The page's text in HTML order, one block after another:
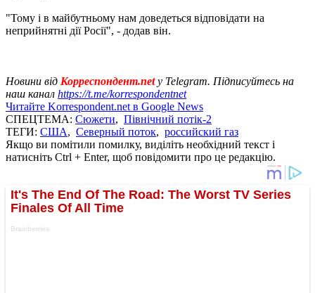
"Тому і в майбутньому нам доведеться відповідати на
неприйнятні дії Росії", - додав він.
Новини від Корреспондент.netу Telegram. Підписуйтесь на
наш канал https://t.me/korrespondentnet
Читайте Korrespondent.net в Google News
СПЕЦТЕМА: Сюжети, Північний потік-2
ТЕГИ: США, Северный поток, российский газ
Якщо ви помітили помилку, виділіть необхідний текст і
натисніть Ctrl + Enter, щоб повідомити про це редакцію.